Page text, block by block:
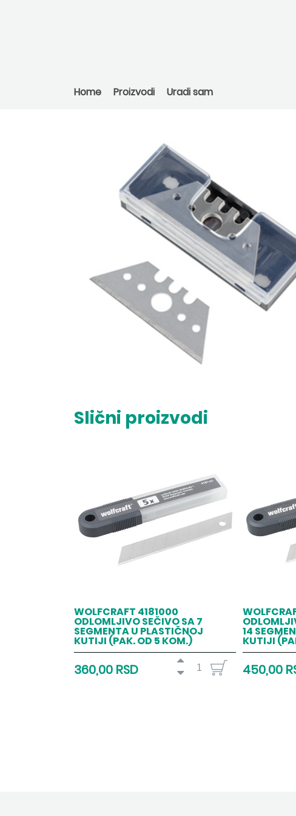
Home Proizvodi Uradi sam
Slični proizvodi
WOLFCRAFT 4181000
ODLOMLJIVO SEČIVO SA 7
SEGMENTA U PLASTIČNOJ
KUTIJI (PAK. OD 5 KOM.)
360,00 RSD
14
KUTIJI
450,00